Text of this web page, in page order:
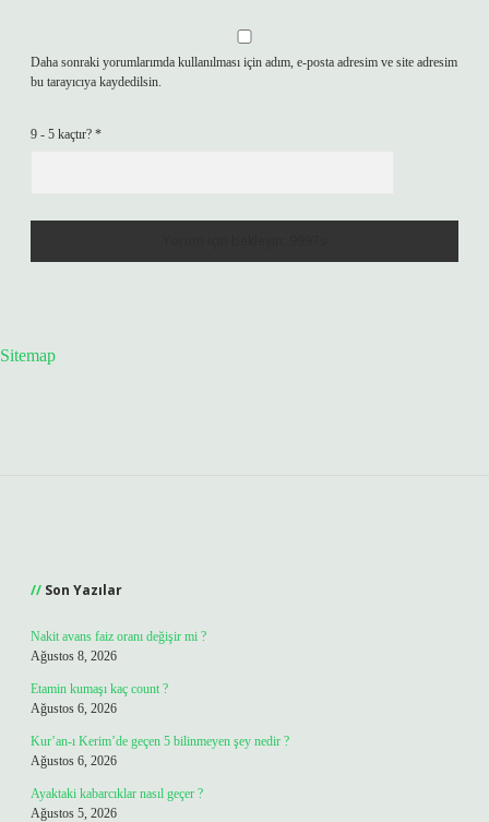
Daha sonraki yorumlarımda kullanılması için adım, e-posta adresim ve site adresim
bu tarayıcıya kaydedilsin.
9 - 5 kaçtır? *
Sitemap
Son Yazılar
Nakit avans faiz oranı değişir mi ?
Ağustos 8, 2026
Etamin kumaşı kaç count ?
Ağustos 6, 2026
Kur’an-ı Kerim’de geçen 5 bilinmeyen şey nedir ?
Ağustos 6, 2026
Ayaktaki kabarcıklar nasıl geçer ?
Ağustos 5, 2026